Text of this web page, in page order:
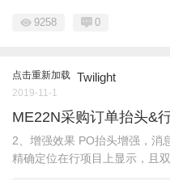
9258 0
点击重新加载 Twilight
2019-11-1
ME22N采购订单抬头&
2、增强效果 PO抬头增强，消
精确定位在行项目上显示，且